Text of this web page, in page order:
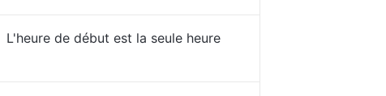
L'heure de début est la seule heure